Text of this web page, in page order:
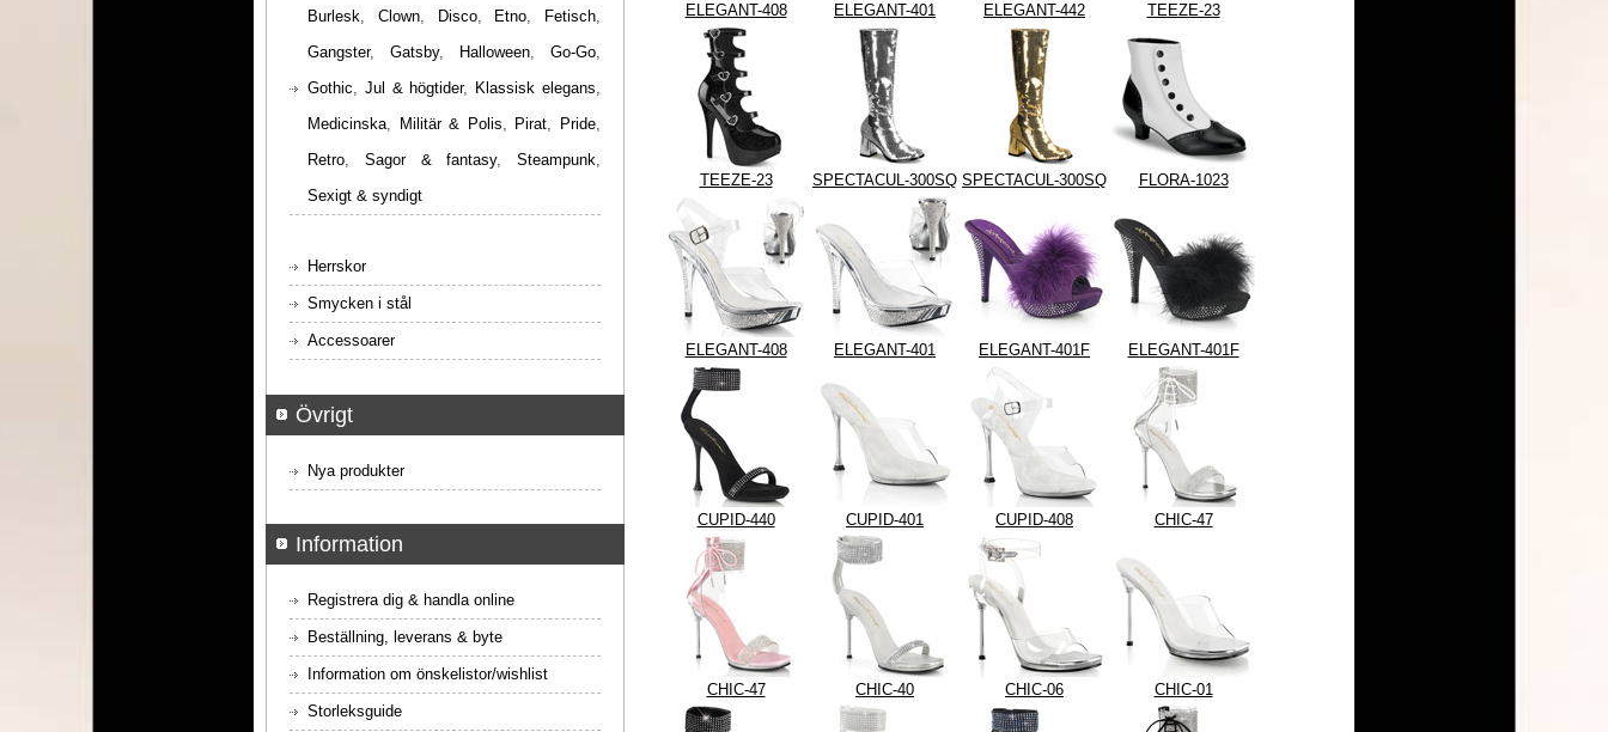
ELEGANT-408 ELEGANT-401 ELEGANT-442 TEEZE-23
TEEZE-23 SPECTACUL-300SQ SPECTACUL-300SQ FLORA-1023
ELEGANT-408 ELEGANT-401 ELEGANT-401F ELEGANT-401F
CUPID-440 CUPID-401 CUPID-408 CHIC-47
CHIC-47 CHIC-40 CHIC-06 CHIC-01
Burlesk, Clown, Disco, Etno, Fetisch,
Gangster, Gatsby, Halloween, Go-Go,
Gothic, Jul & högtider, Klassisk elegans,
Medicinska, Militär & Polis, Pirat, Pride,
Retro, Sagor & fantasy, Steampunk,
Sexigt & syndigt
Herrskor
Smycken i stål
Accessoarer
Övrigt
Nya produkter
Information
Registrera dig & handla online
Beställning, leverans & byte
Information om önskelistor/wishlist
Storleksguide